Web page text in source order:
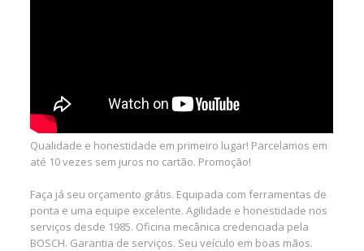
Qualidade e honestidade em primeiro lugar! Parcelamos em
até 10 vezes sem juros no cartão. Promoção!
Faça já seu orçamento grátis. Equipada com ferramentas de
ponta e uma equipe excelente. Agilidade e honestidade nos
serviços desde 1985. Oficina mecânica credenciada pela
BOSCH. Garantia de serviços. Seu veículo em boas mãos.